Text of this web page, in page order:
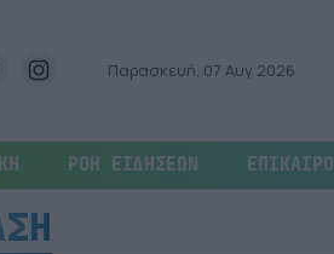
Παρασκευή, 07 Αυγ 2026
ΡΟΗ ΕΙΔΗΣΕΩΝ